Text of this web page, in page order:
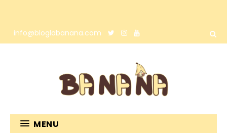
info@bloglabanana.com
MENU